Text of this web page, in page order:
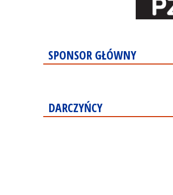
SPONSOR GŁÓWNY
DARCZYŃCY